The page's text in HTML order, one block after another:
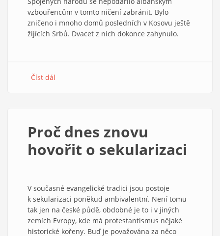
vzbouřencům v tomto ničení zabránit. Bylo
zničeno i mnoho domů posledních v Kosovu ještě
žijících Srbů. Dvacet z nich dokonce zahynulo.
Číst dál
střední
východní
Proč dnes znovu
hovořit o sekularizaci
V současné evangelické tradici jsou postoje
k sekularizaci poněkud ambivalentní. Není tomu
tak jen na české půdě, obdobné je to i v jiných
zemích Evropy, kde má protestantismus nějaké
historické kořeny. Buď je považována za něco